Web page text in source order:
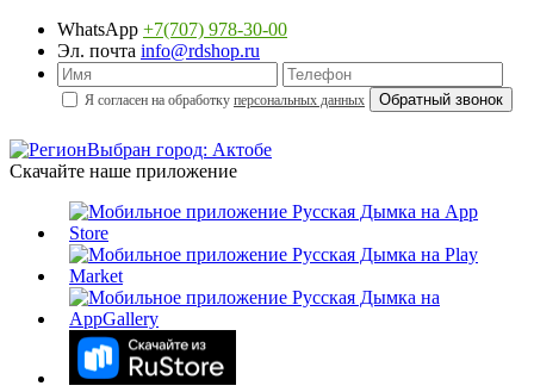
WhatsApp +7(707) 978-30-00
Эл. почта info@rdshop.ru
Я согласен на обработку персональных данных
Выбран город: Актобе
Скачайте наше приложение